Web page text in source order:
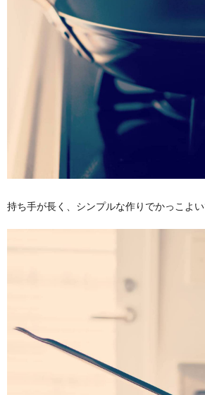
持ち手が長く、シンプルな作りでかっこよい